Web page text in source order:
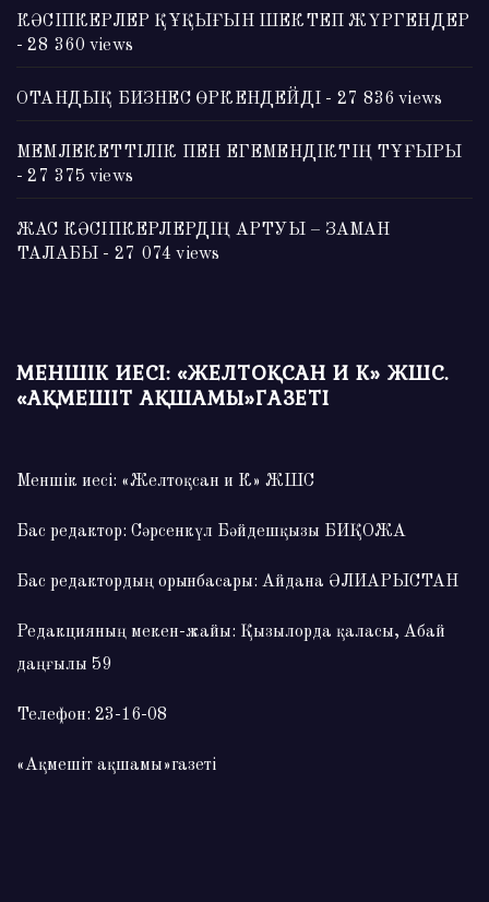
КӘСІПКЕРЛЕР ҚҰҚЫҒЫН ШЕКТЕП ЖҮРГЕНДЕР
- 28 360 views
ОТАНДЫҚ БИЗНЕС ӨРКЕНДЕЙДІ - 27 836 views
МЕМЛЕКЕТТІЛІК ПЕН ЕГЕМЕНДІКТІҢ ТҰҒЫРЫ
- 27 375 views
ЖАС КӘСІПКЕРЛЕРДІҢ АРТУЫ – ЗАМАН
ТАЛАБЫ - 27 074 views
МЕНШІК ИЕСІ: «ЖЕЛТОҚСАН И К» ЖШС.
«АҚМЕШІТ АҚШАМЫ»ГАЗЕТІ
Меншік иесі: «Желтоқсан и К» ЖШС
Бас редактор: Сәрсенкүл Бәйдешқызы БИҚОЖА
Бас редактордың орынбасары: Айдана ӘЛИАРЫСТАН
Редакцияның мекен-жайы: Қызылорда қаласы, Абай
даңғылы 59
Телефон: 23-16-08
«Ақмешіт ақшамы»газеті